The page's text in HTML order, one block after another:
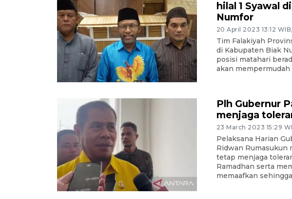
hilal 1 Syawal
Numfor
20 April 2023 13:12
Tim Falakiyah
di Kabupaten Biak
posisi matahari
akan mempermudah
Plh Gubernur
menjaga
23 March 2023 15:29
Pelaksana Harian
Ridwan Rumasukun
tetap menjaga
Ramadhan serta
memaafkan sehingga
14